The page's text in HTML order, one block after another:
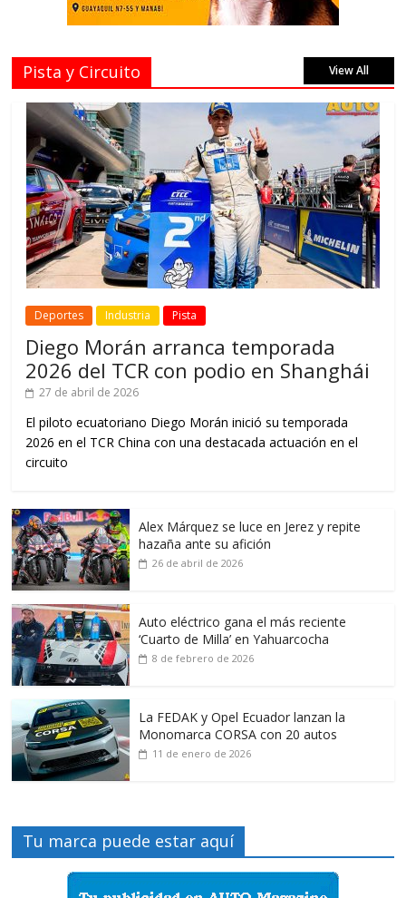
Pista y Circuito View All
Deportes Industria Pista
Diego Morán arranca temporada
2026 del TCR con podio en Shanghái
27 de abril de 2026
El piloto ecuatoriano Diego Morán inició su temporada
2026 en el TCR China con una destacada actuación en el
circuito
Alex Márquez se luce en Jerez y repite
hazaña ante su afición
26 de abril de 2026
Auto eléctrico gana el más reciente
‘Cuarto de Milla’ en Yahuarcocha
8 de febrero de 2026
La FEDAK y Opel Ecuador lanzan la
Monomarca CORSA con 20 autos
11 de enero de 2026
Tu marca puede estar aquí